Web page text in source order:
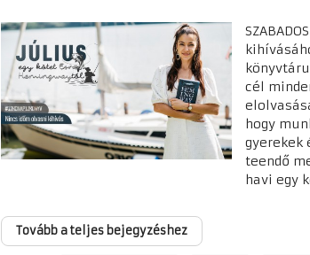
cél
hogy
gyerekek
teendő
havi egy
Tovább a teljes bejegyzéshez